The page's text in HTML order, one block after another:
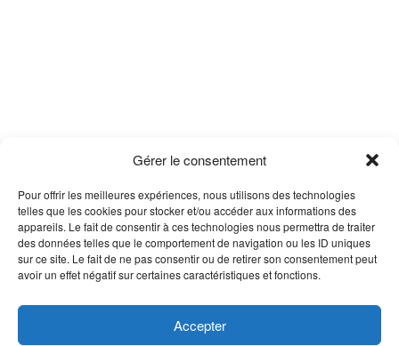
Gérer le consentement
Pour offrir les meilleures expériences, nous utilisons des technologies
telles que les cookies pour stocker et/ou accéder aux informations des
appareils. Le fait de consentir à ces technologies nous permettra de traiter
des données telles que le comportement de navigation ou les ID uniques
sur ce site. Le fait de ne pas consentir ou de retirer son consentement peut
avoir un effet négatif sur certaines caractéristiques et fonctions.
Accepter